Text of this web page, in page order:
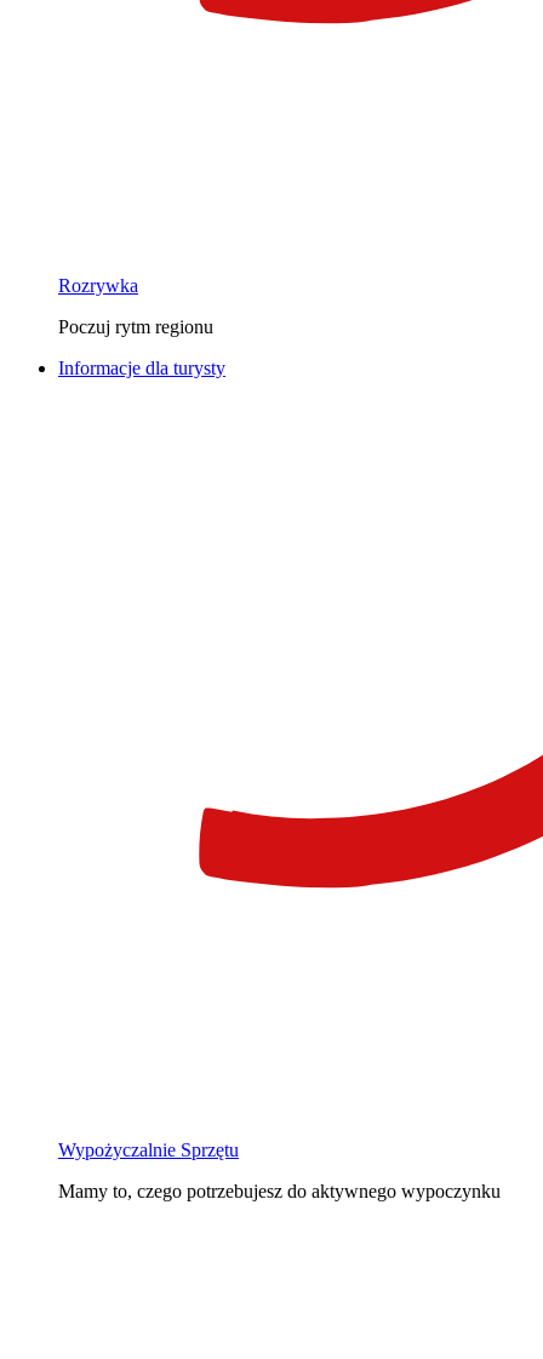
Rozrywka
Poczuj rytm regionu
Informacje dla turysty
Wypożyczalnie Sprzętu
Mamy to, czego potrzebujesz do aktywnego wypoczynku